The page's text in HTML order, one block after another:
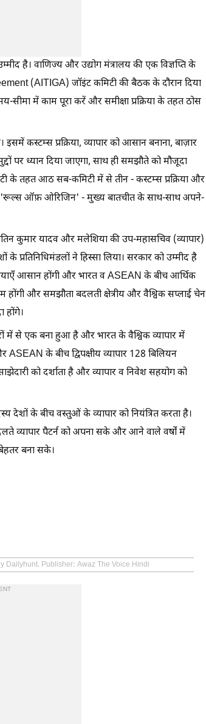
है। वाणिज्य और उद्योग मंत्रालय की एक विज्ञप्ति के
(AITIGA) जॉइंट कमिटी की बैठक के दौरान दिया
में काम पूरा करें और समीक्षा प्रक्रिया के तहत ठोस
कस्टम्स प्रक्रिया, व्यापार को आसान बनाना, बाज़ार
ध्यान दिया जाएगा, साथ ही समझौते को मौजूदा
के तहत आठ सब-कमिटी में से तीन - कस्टम्स प्रक्रिया और
'रूल्स ऑफ़ ओरिजिन' - मुख्य बातचीत के साथ-साथ अपने-
कुमार यादव और मलेशिया की उप-महासचिव (व्यापार)
ने हिस्सा लिया। सरकार को उम्मीद है
आसान होंगी और भारत व ASEAN के बीच आर्थिक
और समझौता बदलती क्षेत्रीय और वैश्विक सप्लाई चेन
होंगे।
में से एक बना हुआ है और भारत के वैश्विक व्यापार में
के बीच द्विपक्षीय व्यापार 128 बिलियन
को दर्शाता है और व्यापार व निवेश सहयोग को
के बीच वस्तुओं के व्यापार को नियंत्रित करता है।
व्यापार पैटर्न को अपना सके और आने वाले वर्षों में
बना सके।
Dailyhunt. Publisher: Awaz The Voice Hindi